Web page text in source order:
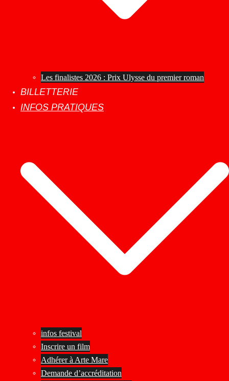
Les finalistes 2026 : Prix Ulysse du premier roman
BILLETTERIE
INFOS PRATIQUES
infos festival
Inscrire un film
Adhérer à Arte Mare
Demande d’accréditation